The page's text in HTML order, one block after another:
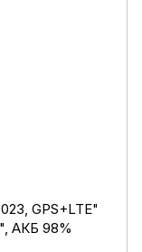
GPS+LTE"
АКБ 98%